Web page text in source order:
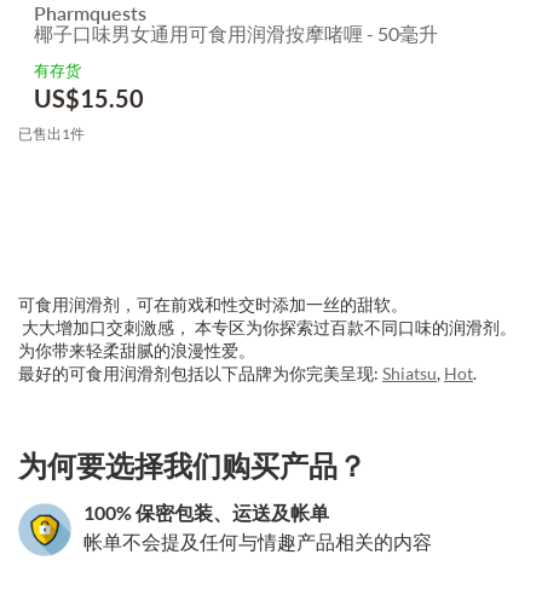
Pharmquests
椰子口味男女通用可食用润滑按摩啫喱 - 50毫升
有存货
US$15.50
已售出1件
可食用润滑剂，可在前戏和性交时添加一丝的甜软。
大大增加口交刺激感， 本专区为你探索过百款不同口味的润滑剂。
为你带来轻柔甜腻的浪漫性爱。
最好的可食用润滑剂包括以下品牌为你完美呈现: Shiatsu, Hot.
为何要选择我们购买产品？
100% 保密包装、运送及帐单
帐单不会提及任何与情趣产品相关的内容